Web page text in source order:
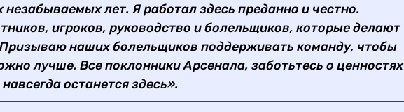
лет. Я работал здесь преданно и честно.
игроков, руководство и болельщиков, которые делают
наших болельщиков поддерживать команду, чтобы
лучше. Все поклонники Арсенала, заботьтесь о ценностях
останется здесь».